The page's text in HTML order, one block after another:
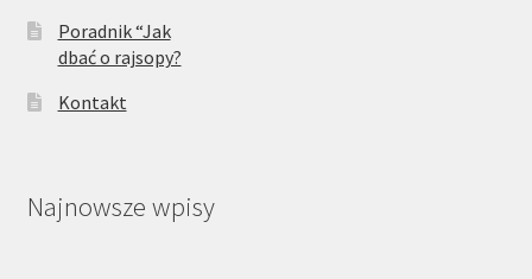
Poradnik “Jak
dbać o rajsopy?
Kontakt
Najnowsze wpisy